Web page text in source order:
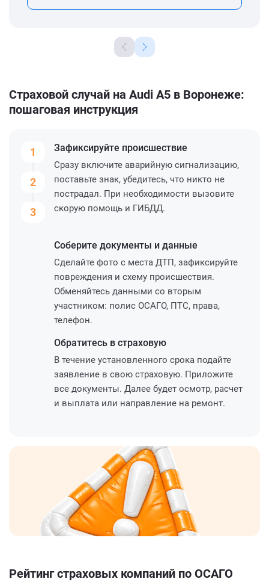
Страховой случай на Audi A5 в Воронеже:
пошаговая инструкция
1
2
3
Зафиксируйте происшествие
Сразу включите аварийную сигнализацию,
поставьте знак, убедитесь, что никто не
пострадал. При необходимости вызовите
скорую помощь и ГИБДД.
Соберите документы и данные
Сделайте фото с места ДТП, зафиксируйте
повреждения и схему происшествия.
Обменяйтесь данными со вторым
участником: полис ОСАГО, ПТС, права,
телефон.
Обратитесь в страховую
В течение установленного срока подайте
заявление в свою страховую. Приложите
все документы. Далее будет осмотр, расчет
и выплата или направление на ремонт.
Рейтинг страховых компаний по ОСАГО